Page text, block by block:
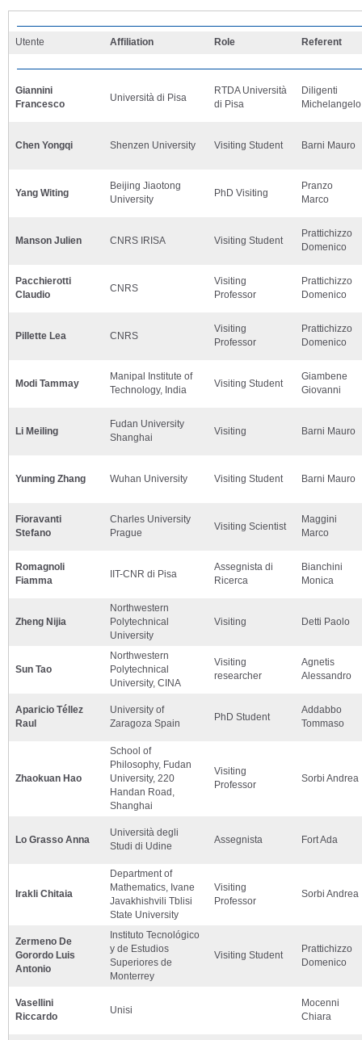
Utente Affiliation Role Referent
Giannini
Francesco
Università di Pisa
RTDA Università
di Pisa
Diligenti
Michelangelo
Chen Yongqi Shenzen University Visiting Student Barni Mauro
Yang Witing
Beijing Jiaotong
University
PhD Visiting
Pranzo
Marco
Manson Julien CNRS IRISA Visiting Student
Prattichizzo
Domenico
Pacchierotti
Claudio
CNRS
Visiting
Professor
Prattichizzo
Domenico
Pillette Lea CNRS
Visiting
Professor
Prattichizzo
Domenico
Modi Tammay
Manipal Institute of
Technology, India
Visiting Student
Giambene
Giovanni
Li Meiling
Fudan University
Shanghai
Visiting Barni Mauro
Yunming Zhang Wuhan University Visiting Student Barni Mauro
Fioravanti
Stefano
Charles University
Prague
Visiting Scientist
Maggini
Marco
Romagnoli
Fiamma
IIT-CNR di Pisa
Assegnista di
Ricerca
Bianchini
Monica
Zheng Nijia
Northwestern
Polytechnical
University
Visiting Detti Paolo
Sun Tao
Northwestern
Polytechnical
University, CINA
Visiting
researcher
Agnetis
Alessandro
Aparicio Téllez
Raul
University of
Zaragoza Spain
PhD Student
Addabbo
Tommaso
Zhaokuan Hao
School of
Philosophy, Fudan
University, 220
Handan Road,
Shanghai
Visiting
Professor
Sorbi Andrea
Lo Grasso Anna
Università degli
Studi di Udine
Assegnista Fort Ada
Irakli Chitaia
Department of
Mathematics, Ivane
Javakhishvili Tblisi
State University
Visiting
Professor
Sorbi Andrea
Zermeno De
Gorordo Luis
Antonio
Instituto Tecnológico
y de Estudios
Superiores de
Monterrey
Visiting Student
Prattichizzo
Domenico
Vasellini
Riccardo
Unisi
Mocenni
Chiara